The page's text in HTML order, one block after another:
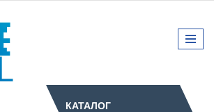
КАТАЛОГ